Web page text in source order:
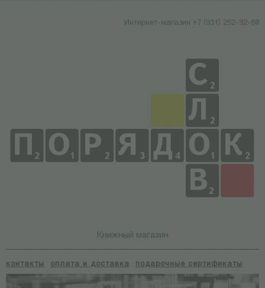
Интернет-магазин +7 (931) 252-92-60
Книжный магазин
контакты оплата и доставка подарочные сертификаты